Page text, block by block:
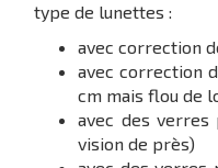
type de lunettes :
avec correction
avec correction
cm mais flou de
avec des verres
vision de près)